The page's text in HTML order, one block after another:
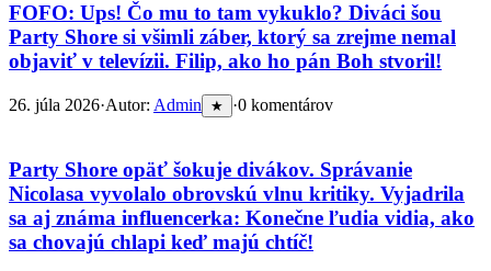
FOFO: Ups! Čo mu to tam vykuklo? Diváci šou
Party Shore si všimli záber, ktorý sa zrejme nemal
objaviť v televízii. Filip, ako ho pán Boh stvoril!
26. júla 2026·Autor: Admin ★ ·0 komentárov
Party Shore opäť šokuje divákov. Správanie
Nicolasa vyvolalo obrovskú vlnu kritiky. Vyjadrila
sa aj známa influencerka: Konečne ľudia vidia, ako
sa chovajú chlapi keď majú chtíč!